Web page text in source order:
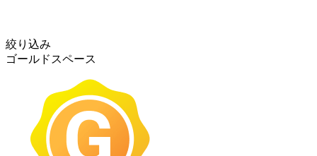
絞り込み
ゴールドスペース